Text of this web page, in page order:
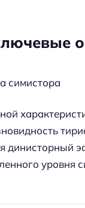
симистора
уровня